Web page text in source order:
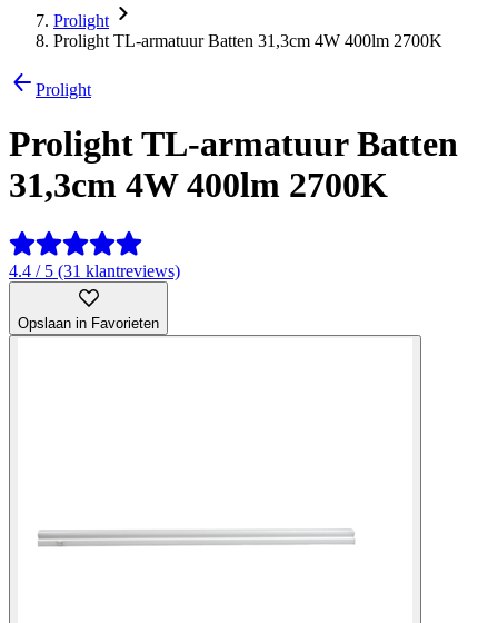
Prolight
Prolight TL-armatuur Batten 31,3cm 4W 400lm 2700K
Prolight
Prolight TL-armatuur Batten
31,3cm 4W 400lm 2700K
4.4 / 5 (31 klantreviews)
Opslaan in Favorieten